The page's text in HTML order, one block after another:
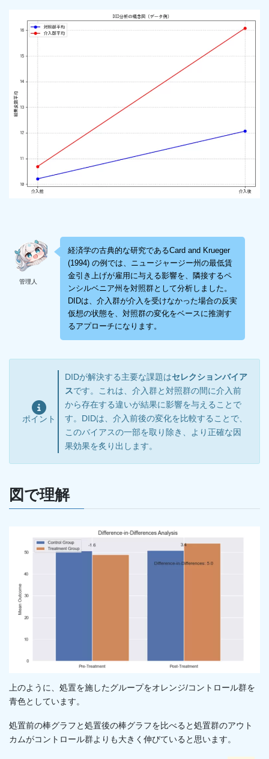
管理人
経済学の古典的な研究であるCard and Krueger
(1994) の例では、ニュージャージー州の最低賃
金引き上げが雇用に与える影響を、隣接するペ
ンシルベニア州を対照群として分析しました。
DIDは、介入群が介入を受けなかった場合の反実
仮想の状態を、対照群の変化をベースに推測す
るアプローチになります。
ポイント
DIDが解決する主要な課題はセレクションバイア
スです。これは、介入群と対照群の間に介入前
から存在する違いが結果に影響を与えることで
す。DIDは、介入前後の変化を比較することで、
このバイアスの一部を取り除き、より正確な因
果効果を炙り出します。
図で理解
上のように、処置を施したグループをオレンジ/コントロール群を
青色としています。
処置前の棒グラフと処置後の棒グラフを比べると処置群のアウト
カムがコントロール群よりも大きく伸びていると思います。